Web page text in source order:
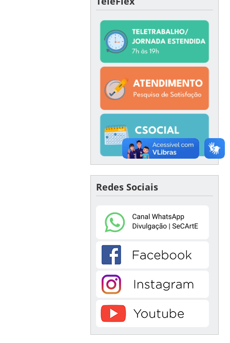
Redes Sociais